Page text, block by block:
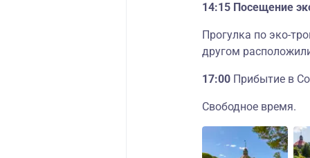
14:15 Посещение
Прогулка по эко-
другом
17:00 Прибытие в
Свободное время.